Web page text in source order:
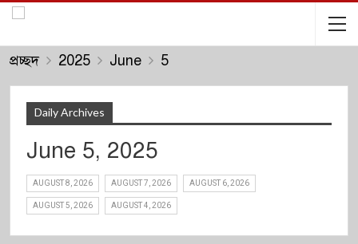
প্রচ্ছদ 2025 June 5
Daily Archives
June 5, 2025
AUGUST 8, 2026 AUGUST 7, 2026 AUGUST 6, 2026
AUGUST 5, 2026 AUGUST 4, 2026